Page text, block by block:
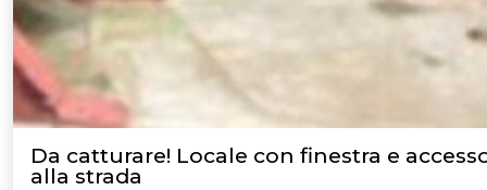
Da catturare! Locale con finestra e
alla strada